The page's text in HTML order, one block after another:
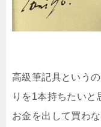
高級筆記具という
りを1本持ちたい
お金を出して買わな